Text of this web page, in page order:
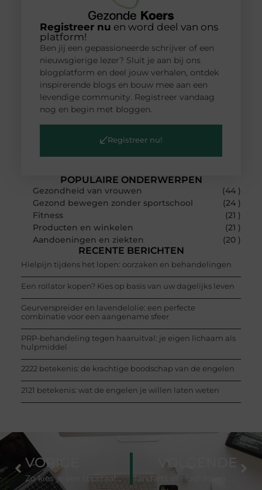
POPULAIRE ONDERWERPEN
Gezondheid van vrouwen
(44 )
Gezond bewegen zonder sportschool
(24 )
Fitness
(21 )
Producten en winkelen
(21 )
Aandoeningen en ziekten
(20 )
RECENTE BERICHTEN
Hielpijn tijdens het lopen: oorzaken en behandelingen
Een rollator kopen? Kies op basis van uw dagelijks leven
Geurverspreider en lavendelolie: een perfecte
combinatie voor een aangename sfeer
PRP-behandeling tegen haaruitval: je eigen lichaam als
hulpmiddel
2222 betekenis: de krachtige boodschap van de engelen
2121 betekenis: wat de engelen je willen laten weten
Registreer nu en word deel van ons
platform!
Ben jij een gepassioneerde schrijver of een
nieuwsgierige lezer? Sluit je aan bij ons
blogplatform en deel jouw verhalen, ontdek
inspirerende blogs en bouw mee aan een
levendige community. Registreer vandaag
nog en begin met bloggen.
Registreer nu!
VORIGE
Zo kies je een topstaafmixer: praktische tips, criteria en aanraders
VOLGENDE